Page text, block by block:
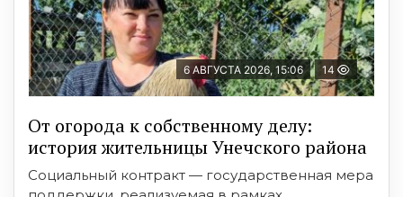
6 АВГУСТА 2026, 15:06 14
От огорода к собственному делу:
история жительницы Унечского района
Социальный контракт — государственная мера